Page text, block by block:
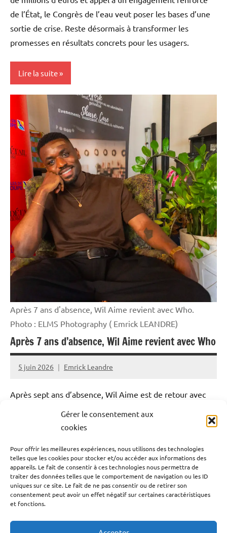
Gérer le consentement aux
cookies
Pour offrir les meilleures expériences, nous utilisons des technologies
telles que les cookies pour stocker et/ou accéder aux informations des
appareils. Le fait de consentir à ces technologies nous permettra de
traiter des données telles que le comportement de navigation ou les ID
uniques sur ce site. Le fait de ne pas consentir ou de retirer son
consentement peut avoir un effet négatif sur certaines caractéristiques
et fonctions.
de l’État, le Congrès de l’eau veut poser les bases d’une
sortie de crise. Reste désormais à transformer les
promesses en résultats concrets pour les usagers.
Lire la suite
Antilles-
Blog
Ecologie
Environnement
France
Guadeloupe
Outremer
Politique
Société
Après 7 ans d'absence, Wil Aime revient avec Who.
Photo : ELMS Photography ( Emrick LEANDRE)
Après 7 ans d’absence, Wil Aime revient avec Who
5 juin 2026 Emrick Leandre
Après sept ans d’absence, Wil Aime est de retour avec
accordé une interview exclusive dans laquelle il revient
sur la genèse du film, ses inspirations, les défis de sa
réalisation et ses projets à venir.
Lire la suite